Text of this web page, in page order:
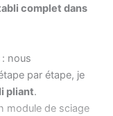
complet dans
complet dans
nous
par étape, je
pliant.
module de sciage